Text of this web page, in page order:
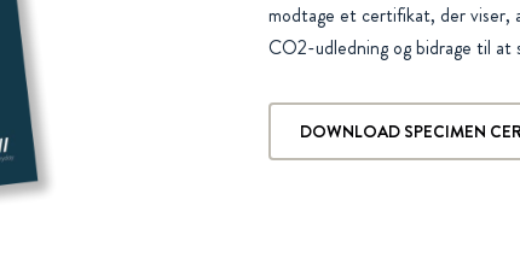
modtage et certifikat, der viser,
CO2-udledning og bidrage til
DOWNLOAD SPECIMEN